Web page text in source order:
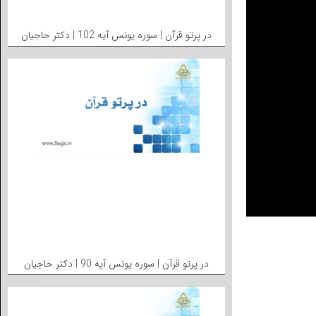
در پرتو قرآن | سوره یونس آیه 102 | دکتر حاجیان
در پرتو قرآن | سوره یونس آیه 90 | دکتر حاجیان